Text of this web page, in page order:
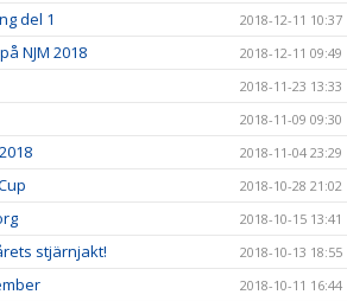
del 1 2018-12-11 10:37
NJM 2018 2018-12-11 09:49
2018-11-23 13:33
2018-11-09 09:30
2018-11-04 23:29
2018-10-28 21:02
2018-10-15 13:41
stjärnjakt! 2018-10-13 18:55
2018-10-11 16:44